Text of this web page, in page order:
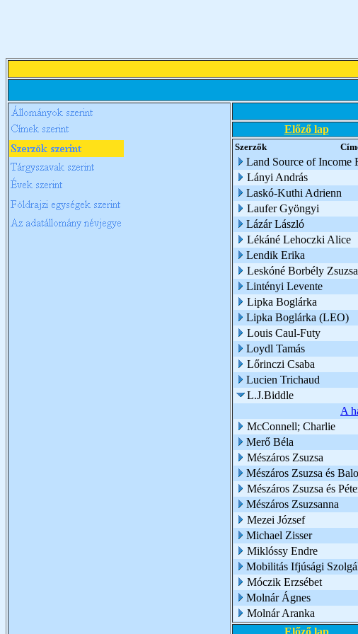
Előző lap
Szerzők
Land Source of Income
Lányi András
Laskó-Kuthi Adrienn
Laufer Gyöngyi
Lázár László
Lékáné Lehoczki Alice
Lendik Erika
Leskóné Borbély
Lintényi Levente
Lipka Boglárka
Lipka Boglárka (LEO)
Louis Caul-Futy
Loydl Tamás
Lőrinczi Csaba
Lucien Trichaud
L.J.Biddle
A
McConnell; Charlie
Merő Béla
Mészáros Zsuzsa
Mészáros Zsuzsa és
Mészáros Zsuzsa és
Mészáros Zsuzsanna
Mezei József
Michael Zisser
Miklóssy Endre
Mobilitás Ifjúsági
Móczik Erzsébet
Molnár Ágnes
Molnár Aranka
Előző lap